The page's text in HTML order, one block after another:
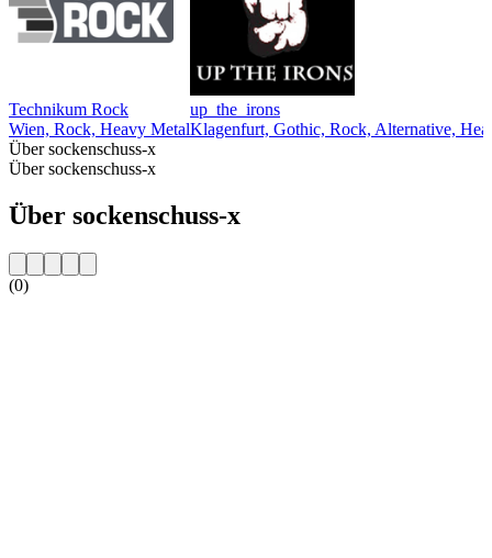
Technikum Rock
Wien, Rock, Heavy Metal
up_the_irons
Klagenfurt, Gothic, Rock, Alternative,
Über sockenschuss-x
Über sockenschuss-x
Über sockenschuss-x
(0)